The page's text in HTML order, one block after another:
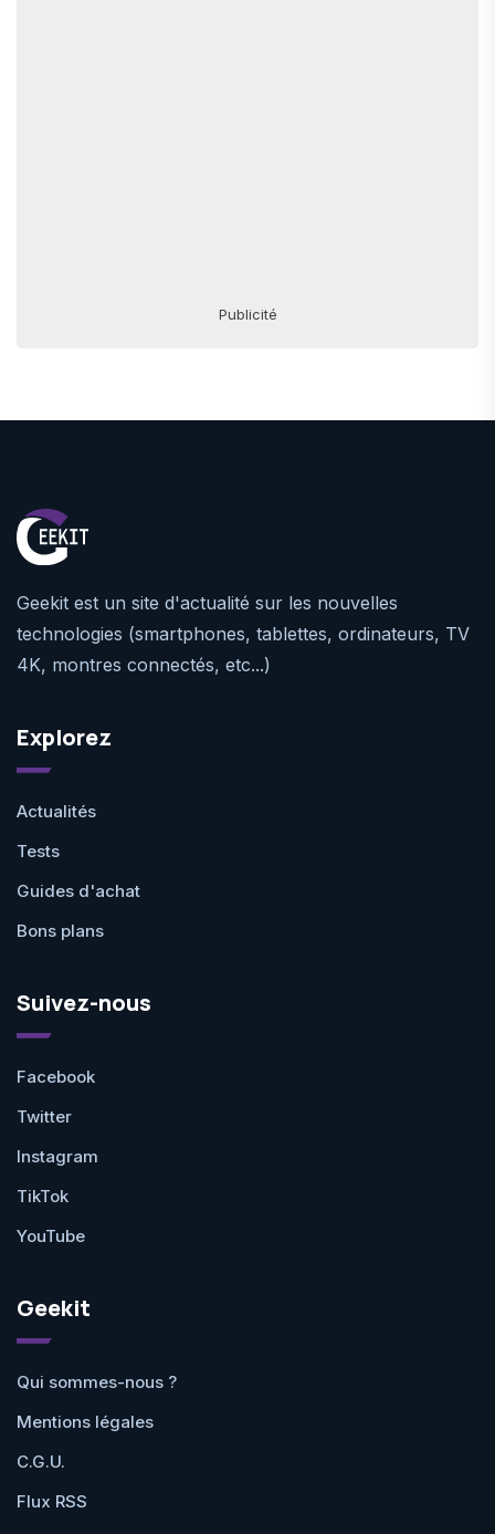
Publicité
Geekit est un site d'actualité sur les nouvelles
technologies (smartphones, tablettes, ordinateurs, TV
4K, montres connectés, etc...)
Explorez
Actualités
Tests
Guides d'achat
Bons plans
Suivez-nous
Facebook
Twitter
Instagram
TikTok
YouTube
Geekit
Qui sommes-nous ?
Mentions légales
C.G.U.
Flux RSS